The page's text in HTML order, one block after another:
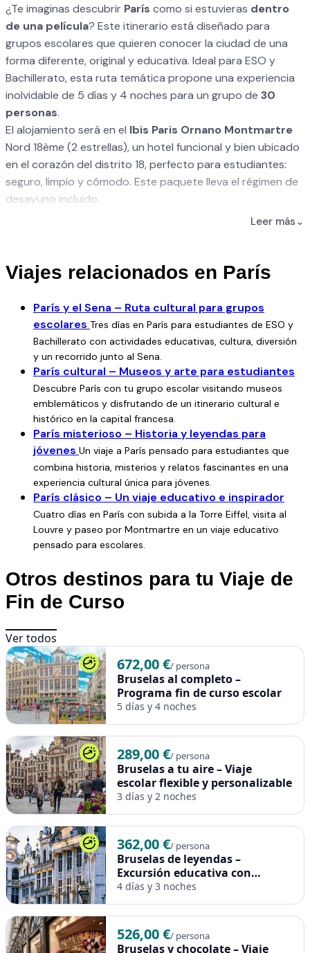
¿Te imaginas descubrir París como si estuvieras dentro
de una película? Este itinerario está diseñado para
grupos escolares que quieren conocer la ciudad de una
forma diferente, original y educativa. Ideal para ESO y
Bachillerato, esta ruta temática propone una experiencia
inolvidable de 5 días y 4 noches para un grupo de 30
personas.
El alojamiento será en el Ibis Paris Ornano Montmartre
Nord 18ème (2 estrellas), un hotel funcional y bien ubicado
en el corazón del distrito 18, perfecto para estudiantes:
seguro, limpio y cómodo. Este paquete lleva el régimen de
desayuno incluido.
Madrid, aunque
trabajamos con vuelos a cualquiera de los tres
aeropuertos principales de París (Charles de Gaulle, Orly o
Beauvais), priorizando los horarios que permitan
aprovechar al máximo cada jornada.
Las actividades más destacadas de este itinerario, que os
permitirá descubrir la capital francesa desde otra mirada,
son:
visita panorámica de París , para conocer los
principales escenarios y monumentos que aparecen en el
cine. Por la tarde del mismo día,Crucero por el Sena, una
actividad que, de forma relajada, veréis los puentes y
edificios más icónicos de la ciudad. Al siguiente día,
tendréis el recorrido porMontmartre, el barrio de los
artistas, donde transcurre Amélie y otras películas
clásicas; visita aLe Marais, uno de los distritos más
cinematográficos y con más historia de París. También
tendréis la visita alMuseo del Louvre, con audioguías
para que el grupo pueda recorrerlo a su ritmo. Por la tarde
visita autoguiada), escenario también de películas
históricas y símbolo del esplendor francés. Para culminar el
Una vez confirmadas las fechas y el número final de
alumnos, recibiréis acceso a vuestra zona online de cliente,
desde donde podréis gestionar la reserva cómodamente.
El presupuesto estimado no implica reserva hasta el pago
del depósito.
Este paquete es 100% personalizable. Si deseáis hacer
modificaciones, podéis usarnuestra calculadora de
viajes escolarespara ver el precio ajustado a vuestras
preferencias.
Ten en cuenta que los precios pueden variar en festivos
locales y puentes. La reserva solo será efectiva cuando se
Leer más ⌄
Viajes relacionados en París
París y el Sena – Ruta cultural para grupos
escolares Tres días en París para estudiantes de ESO y
Bachillerato con actividades educativas, cultura, diversión
y un recorrido junto al Sena.
París cultural – Museos y arte para estudiantes
Descubre París con tu grupo escolar visitando museos
emblemáticos y disfrutando de un itinerario cultural e
histórico en la capital francesa.
París misterioso – Historia y leyendas para
jóvenes Un viaje a París pensado para estudiantes que
combina historia, misterios y relatos fascinantes en una
experiencia cultural única para jóvenes.
París clásico – Un viaje educativo e inspirador
Cuatro días en París con subida a la Torre Eiffel, visita al
Louvre y paseo por Montmartre en un viaje educativo
pensado para escolares.
Otros destinos para tu Viaje de
Fin de Curso
Ver todos
672,00 €/ persona
Bruselas al completo –
Programa fin de curso escolar
5 días y 4 noches
289,00 €/ persona
Bruselas a tu aire – Viaje
escolar flexible y personalizable
3 días y 2 noches
362,00 €/ persona
Bruselas de leyendas –
Excursión educativa con
historia
4 días y 3 noches
526,00 €/ persona
Bruselas y chocolate – Viaje